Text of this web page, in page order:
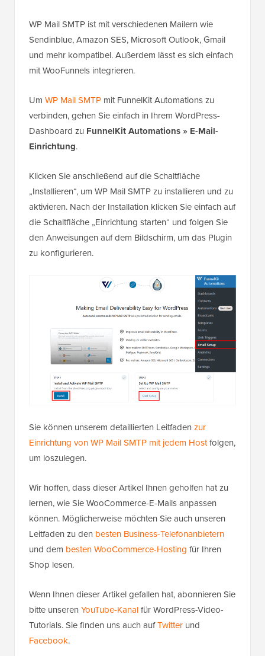
WP Mail SMTP ist mit verschiedenen Mailern wie
Sendinblue, Amazon SES, Microsoft Outlook, Gmail
und mehr kompatibel. Außerdem lässt es sich einfach
mit WooFunnels integrieren.
Um WP Mail SMTP mit FunnelKit Automations zu
verbinden, gehen Sie einfach in Ihrem WordPress-
Dashboard zu FunnelKit Automations » E-Mail-
Einrichtung.
Klicken Sie anschließend auf die Schaltfläche
„Installieren“, um WP Mail SMTP zu installieren und zu
aktivieren. Nach der Installation klicken Sie einfach auf
die Schaltfläche „Einrichtung starten“ und folgen Sie
den Anweisungen auf dem Bildschirm, um das Plugin
zu konfigurieren.
Sie können unserem detaillierten Leitfaden zur
Einrichtung von WP Mail SMTP mit jedem Hostfolgen,
um loszulegen.
Wir hoffen, dass dieser Artikel Ihnen geholfen hat zu
lernen, wie Sie WooCommerce-E-Mails anpassen
können. Möglicherweise möchten Sie auch unseren
Leitfaden zu den besten Business-Telefonanbietern
und dem besten WooCommerce-Hosting für Ihren
Shop lesen.
Wenn Ihnen dieser Artikel gefallen hat, abonnieren Sie
bitte unseren YouTube-Kanalfür WordPress-Video-
Tutorials. Sie finden uns auch aufTwitter und
Facebook.